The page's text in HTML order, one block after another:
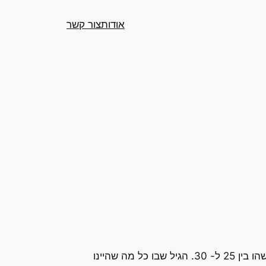
אודותצור קשר
אם ניתן להמשיל מדינה או חברה לנפש של היחיד ניתן לומר שישראל חוגגת הערב לא יום-הולדת 62 אלא יותר משהו בין 25 ל- 30. הגיל שבו כל מה שהיינו